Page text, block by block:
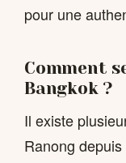
pour une
Comment
Bangkok ?
Il existe
Ranong depuis